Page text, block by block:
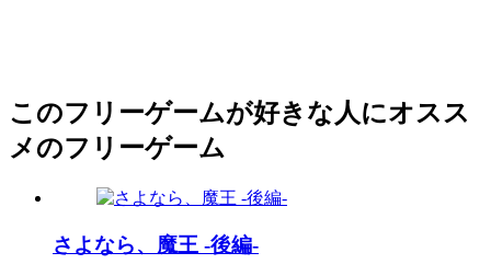
このフリーゲームが好きな人にオスス
メのフリーゲーム
さよなら、魔王 -後編-